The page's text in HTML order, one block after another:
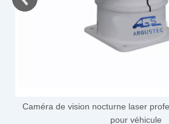
Caméra de vision nocturne laser
pour véhicule